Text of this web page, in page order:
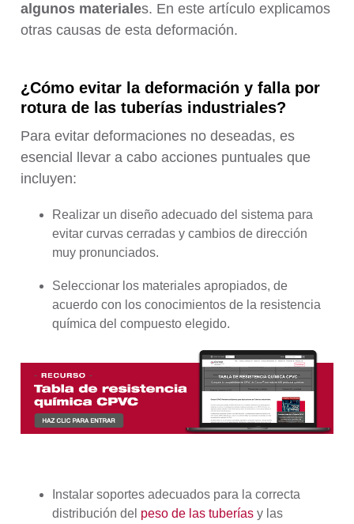
algunos materiales. En este artículo explicamos
otras causas de esta deformación.
¿Cómo evitar la deformación y falla por
rotura de las tuberías industriales?
Para evitar deformaciones no deseadas, es
esencial llevar a cabo acciones puntuales que
incluyen:
Realizar un diseño adecuado del sistema para
evitar curvas cerradas y cambios de dirección
muy pronunciados.
Seleccionar los materiales apropiados, de
acuerdo con los conocimientos de la resistencia
química del compuesto elegido.
Instalar soportes adecuados para la correcta
distribución del peso de las tuberíasy las